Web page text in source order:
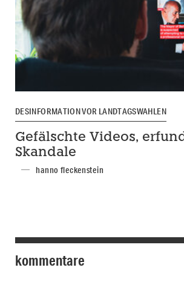
DESINFORMATION VOR LANDTAGSWAHLEN
Gefälschte Videos,
Skandale
hanno fleckenstein
kommentare